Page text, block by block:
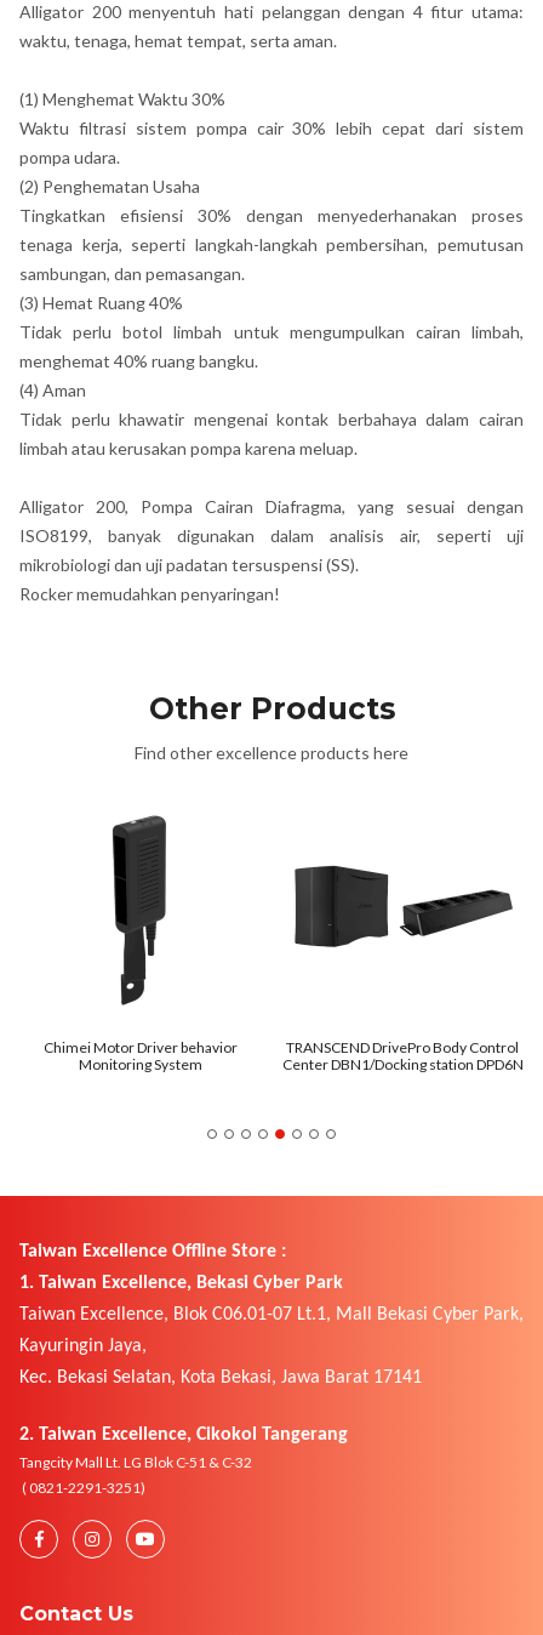
Alligator 200 menyentuh hati pelanggan dengan 4 fitur utama:
waktu, tenaga, hemat tempat, serta aman.
(1) Menghemat Waktu 30%
Waktu filtrasi sistem pompa cair 30% lebih cepat dari sistem
pompa udara.
(2) Penghematan Usaha
Tingkatkan efisiensi 30% dengan menyederhanakan proses
tenaga kerja, seperti langkah-langkah pembersihan, pemutusan
sambungan, dan pemasangan.
(3) Hemat Ruang 40%
Tidak perlu botol limbah untuk mengumpulkan cairan limbah,
menghemat 40% ruang bangku.
(4) Aman
Tidak perlu khawatir mengenai kontak berbahaya dalam cairan
limbah atau kerusakan pompa karena meluap.
Alligator 200, Pompa Cairan Diafragma, yang sesuai dengan
ISO8199, banyak digunakan dalam analisis air, seperti uji
mikrobiologi dan uji padatan tersuspensi (SS).
Rocker memudahkan penyaringan!
Other Products
Find other excellence products here
Chimei Motor Driver behavior
Monitoring System
TRANSCEND DrivePro Body Control
Center DBN1/Docking station DPD6N
Taiwan Excellence Offline Store :
1. Taiwan Excellence, Bekasi Cyber Park
Taiwan Excellence, Blok C06.01-07 Lt.1, Mall Bekasi Cyber Park,
Kayuringin Jaya,
Kec. Bekasi Selatan, Kota Bekasi, Jawa Barat 17141
2. Taiwan Excellence, Cikokol Tangerang
Tangcity Mall Lt. LG Blok C-51 & C-32
( 0821-2291-3251)
Contact Us